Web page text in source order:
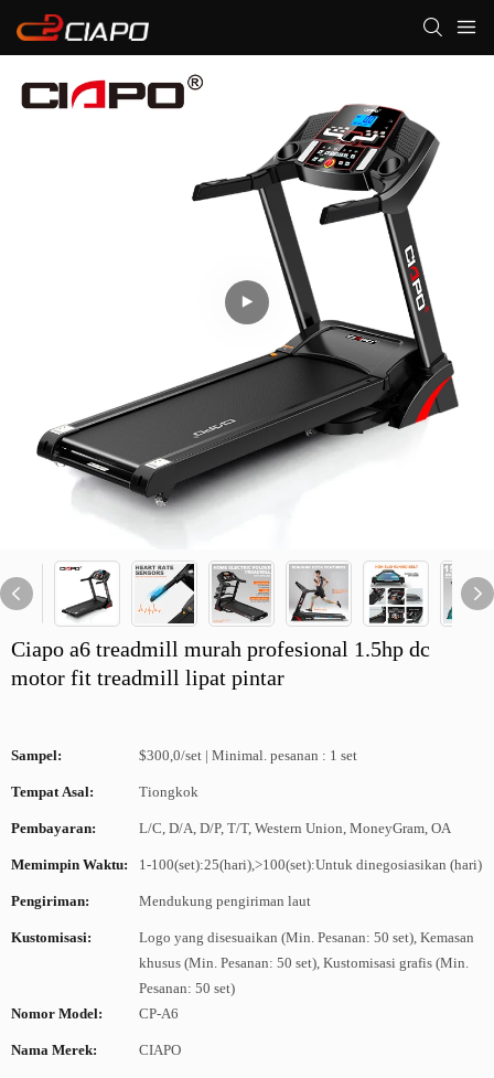
Ciapo a6 treadmill murah profesional 1.5hp dc
motor fit treadmill lipat pintar
Sampel: $300,0/set | Minimal. pesanan : 1 set
Tempat Asal: Tiongkok
Pembayaran: L/C, D/A, D/P, T/T, Western Union, MoneyGram, OA
Memimpin Waktu: 1-100(set):25(hari),>100(set):Untuk dinegosiasikan (hari)
Pengiriman: Mendukung pengiriman laut
Kustomisasi:
Logo yang disesuaikan (Min. Pesanan: 50 set), Kemasan
khusus (Min. Pesanan: 50 set), Kustomisasi grafis (Min.
Pesanan: 50 set)
Nomor Model:
CP-A6
Nama Merek: CIAPO